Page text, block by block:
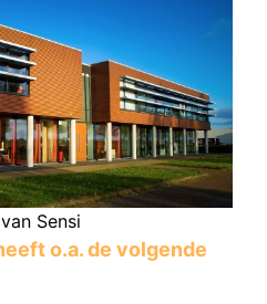
Sensi
o.a. de volgende